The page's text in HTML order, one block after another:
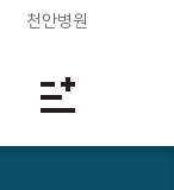
천안병원